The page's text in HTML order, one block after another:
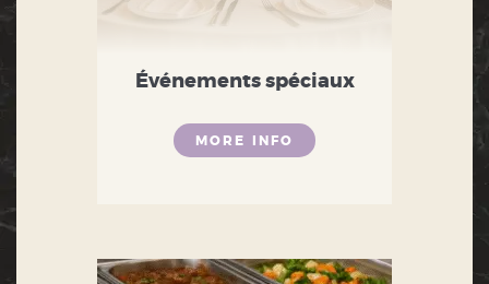
Événements spéciaux
MORE INFO